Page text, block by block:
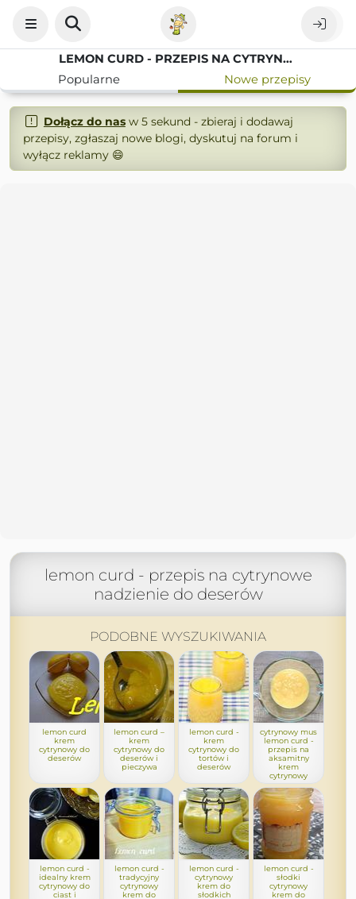
LEMON CURD - PRZEPIS NA CYTRYNOWE NADZIENIE DO DESERÓW
Popularne
Nowe przepisy
Dołącz do nasw 5 sekund - zbieraj i dodawaj
przepisy, zgłaszaj nowe blogi, dyskutuj na forum i
wyłącz reklamy 😄
lemon curd - przepis na cytrynowe
nadzienie do deserów
PODOBNE WYSZUKIWANIA
lemon curd
krem
cytrynowy do
deserów
lemon curd –
krem
cytrynowy do
deserów i
pieczywa
lemon curd -
krem
cytrynowy do
tortów i
deserów
cytrynowy mus
lemon curd -
przepis na
aksamitny
krem
cytrynowy
lemon curd -
idealny krem
cytrynowy do
ciast i
lemon curd -
tradycyjny
cytrynowy
krem do
lemon curd -
cytrynowy
krem do
słodkich
lemon curd -
słodki
cytrynowy
krem do